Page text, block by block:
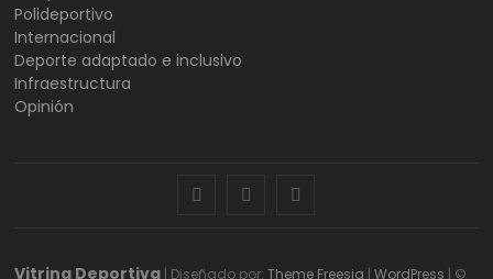
Polideportivo
Internacional
Deporte adaptado e inclusivo
Infraestructura
Opinión
facebook twitter
Vitrina Deportiva | Diseñado por:Theme Freesia |WordPress | ©